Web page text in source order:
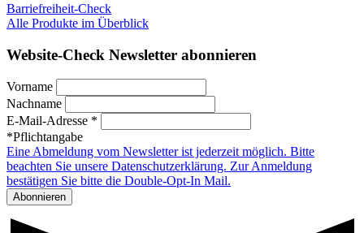
Barriefreiheit-Check
Alle Produkte im Überblick
Website-Check Newsletter abonnieren
Vorname
Nachname
E-Mail-Adresse *
*Pflichtangabe
Eine Abmeldung vom Newsletter ist jederzeit möglich. Bitte
beachten Sie unsere Datenschutzerklärung. Zur Anmeldung
bestätigen Sie bitte die Double-Opt-In Mail.